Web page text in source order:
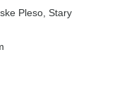
Pleso , Stary